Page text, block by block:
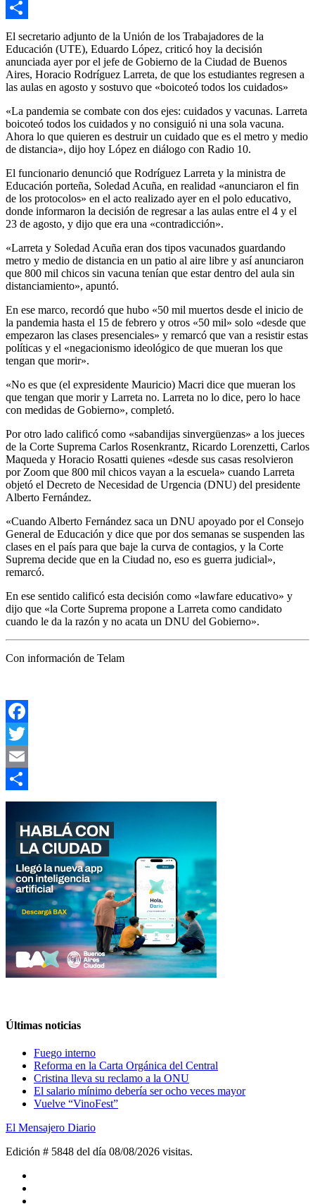
Email
Compartir
El secretario adjunto de la Unión de los Trabajadores de la
Educación (UTE), Eduardo López, criticó hoy la decisión
anunciada ayer por el jefe de Gobierno de la Ciudad de Buenos
Aires, Horacio Rodríguez Larreta, de que los estudiantes regresen a
las aulas en agosto y sostuvo que «boicoteó todos los cuidados»
«La pandemia se combate con dos ejes: cuidados y vacunas. Larreta
boicoteó todos los cuidados y no consiguió ni una sola vacuna.
Ahora lo que quieren es destruir un cuidado que es el metro y medio
de distancia», dijo hoy López en diálogo con Radio 10.
El funcionario denunció que Rodríguez Larreta y la ministra de
Educación porteña, Soledad Acuña, en realidad «anunciaron el fin
de los protocolos» en el acto realizado ayer en el polo educativo,
donde informaron la decisión de regresar a las aulas entre el 4 y el
23 de agosto, y dijo que era una «contradicción».
«Larreta y Soledad Acuña eran dos tipos vacunados guardando
metro y medio de distancia en un patio al aire libre y así anunciaron
que 800 mil chicos sin vacuna tenían que estar dentro del aula sin
distanciamiento», apuntó.
En ese marco, recordó que hubo «50 mil muertos desde el inicio de
la pandemia hasta el 15 de febrero y otros «50 mil» solo «desde que
empezaron las clases presenciales» y remarcó que van a resistir estas
políticas y el «negacionismo ideológico de que mueran los que
tengan que morir».
«No es que (el expresidente Mauricio) Macri dice que mueran los
que tengan que morir y Larreta no. Larreta no lo dice, pero lo hace
con medidas de Gobierno», completó.
Por otro lado calificó como «sabandijas sinvergüenzas» a los jueces
de la Corte Suprema Carlos Rosenkrantz, Ricardo Lorenzetti, Carlos
Maqueda y Horacio Rosatti quienes «desde sus casas resolvieron
por Zoom que 800 mil chicos vayan a la escuela» cuando Larreta
objetó el Decreto de Necesidad de Urgencia (DNU) del presidente
Alberto Fernández.
«Cuando Alberto Fernández saca un DNU apoyado por el Consejo
General de Educación y dice que por dos semanas se suspenden las
clases en el país para que baje la curva de contagios, y la Corte
Suprema decide que en la Ciudad no, eso es guerra judicial»,
remarcó.
En ese sentido calificó esta decisión como «lawfare educativo» y
dijo que «la Corte Suprema propone a Larreta como candidato
cuando le da la razón y no acata un DNU del Gobierno».
Con información de Telam
Facebook
Twitter
Email
Compartir
Últimas noticias
Fuego interno
Reforma en la Carta Orgánica del Central
Cristina lleva su reclamo a la ONU
El salario mínimo debería ser ocho veces mayor
Vuelve “VinoFest”
El Mensajero Diario
Edición # 5848 del día 08/08/2026 visitas.